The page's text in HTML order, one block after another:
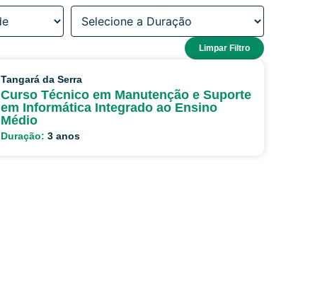
Limpar Filtro
Tangará da Serra
Curso Técnico em Manutenção e Suporte
em Informática Integrado ao Ensino
Médio
Duração:3 anos